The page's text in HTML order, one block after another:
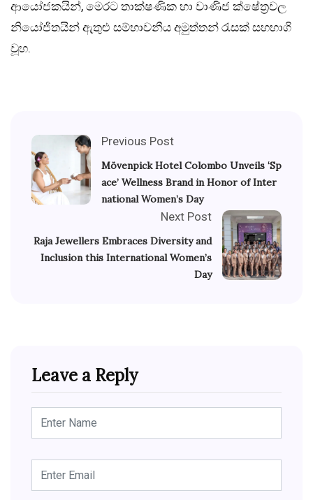
ආයෝජකයින්, මෙරට තාක්ෂණික හා වාණිජ ක්ෂේත්‍රවල
නියෝජිතයින් ඇතුළු සම්භාවනීය අමුත්තන් රැසක් සහභාගි
වූහ.
Previous Post
Mövenpick Hotel Colombo Unveils ‘Sp
ace’ Wellness Brand in Honor of Inter
national Women’s Day
Next Post
Raja Jewellers Embraces Diversity and
Inclusion this International Women’s
Day
Leave a Reply